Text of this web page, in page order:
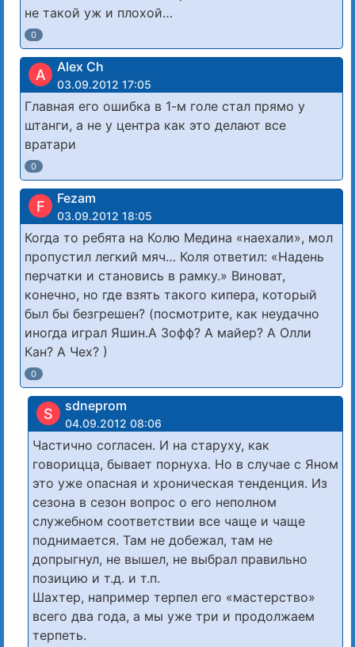
не такой уж и плохой…
0
A Alex Ch
03.09.2012 17:05
Главная его ошибка в 1-м голе стал прямо у
штанги, а не у центра как это делают все
вратари
0
F Fezam
03.09.2012 18:05
Когда то ребята на Колю Медина «наехали», мол
пропустил легкий мяч… Коля ответил: «Надень
перчатки и становись в рамку.» Виноват,
конечно, но где взять такого кипера, который
был бы безгрешен? (посмотрите, как неудачно
иногда играл Яшин.А Зофф? А майер? А Олли
Кан? А Чех? )
0
S sdneprom
04.09.2012 08:06
Частично согласен. И на старуху, как
говорицца, бывает порнуха. Но в случае с Яном
это уже опасная и хроническая тенденция. Из
сезона в сезон вопрос о его неполном
служебном соответствии все чаще и чаще
поднимается. Там не добежал, там не
допрыгнул, не вышел, не выбрал правильно
позицию и т.д. и т.п.
Шахтер, например терпел его «мастерство»
всего два года, а мы уже три и продолжаем
терпеть.